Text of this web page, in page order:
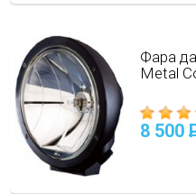
Фара
Metal
8 500